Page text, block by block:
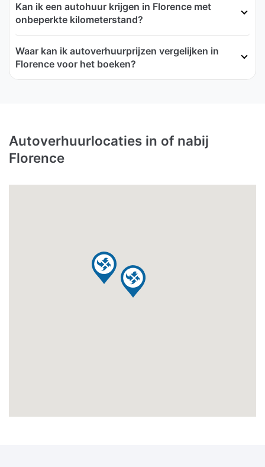
Kan ik een autohuur krijgen in Florence met
onbeperkte kilometerstand?
Waar kan ik autoverhuurprijzen vergelijken in
Florence voor het boeken?
Autoverhuurlocaties in of nabij
Florence